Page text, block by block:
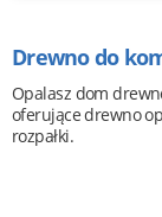
Drewno do
Opalasz dom
oferujące drewno
rozpałki.